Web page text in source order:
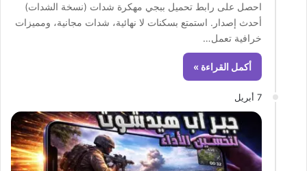
احصل على رابط تحميل ببجي مهكرة شدات (نسخة الشدات)
أحدث إصدار. استمتع بسكنات لا نهائية، شدات مجانية، ومميزات
خرافية تعمل…
أكمل القراءة »
7 أبريل